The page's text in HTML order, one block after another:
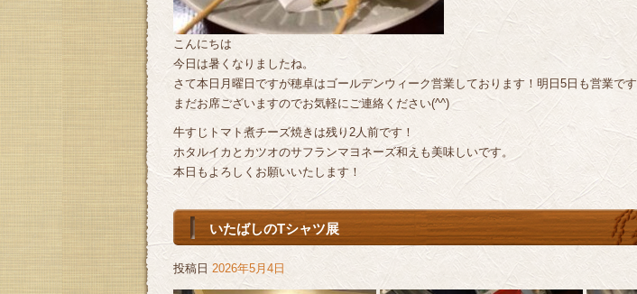
こんにちは
今日は暑くなりましたね。
さて本日月曜日ですが穂卓はゴールデンウィーク営業しております！明日5日も営業です
まだお席ございますのでお気軽にご連絡ください(^^)
牛すじトマト煮チーズ焼きは残り2人前です！
ホタルイカとカツオのサフランマヨネーズ和えも美味しいです。
本日もよろしくお願いいたします！
いたばしのTシャツ展
投稿日 2026年5月4日